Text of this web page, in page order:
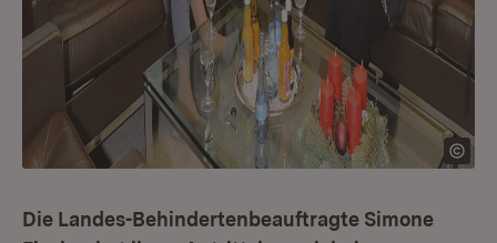
Die Landes-Behindertenbeauftragte Simone